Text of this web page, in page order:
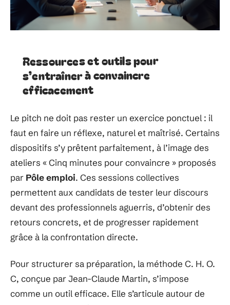
Ressources et outils pour
s’entraîner à convaincre
efficacement
Le pitch ne doit pas rester un exercice ponctuel : il
faut en faire un réflexe, naturel et maîtrisé. Certains
dispositifs s’y prêtent parfaitement, à l’image des
ateliers « Cinq minutes pour convaincre » proposés
par Pôle emploi. Ces sessions collectives
permettent aux candidats de tester leur discours
devant des professionnels aguerris, d’obtenir des
retours concrets, et de progresser rapidement
grâce à la confrontation directe.
Pour structurer sa préparation, la méthode C. H. O.
C, conçue par Jean-Claude Martin, s’impose
comme un outil efficace. Elle s’articule autour de